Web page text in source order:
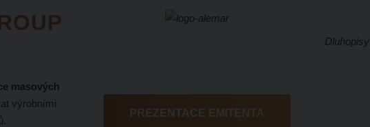
masových
výrobními
PREZENTACE EMITENTA